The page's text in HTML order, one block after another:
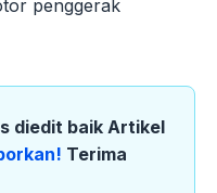
penggerak
diedit baik Artikel
Terima